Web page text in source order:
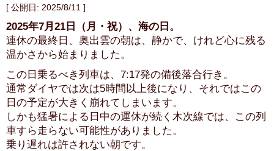
[ 公開日: 2025/8/11 ]
2025年7月21日（月・祝）、海の日。
連休の最終日、奥出雲の朝は、静かで、けれど心に残る
温かさから始まりました。
この日乗るべき列車は、7:17発の備後落合行き。
通常ダイヤでは次は5時間以上後になり、それではこの
日の予定が大きく崩れてしまいます。
しかも猛暑による日中の運休が続く木次線では、この列
車すら走らない可能性がありました。
乗り遅れは許されない朝です。